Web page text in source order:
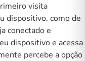
visita
dispositivo, como de
conectado e
dispositivo e acessa
percebe a opção